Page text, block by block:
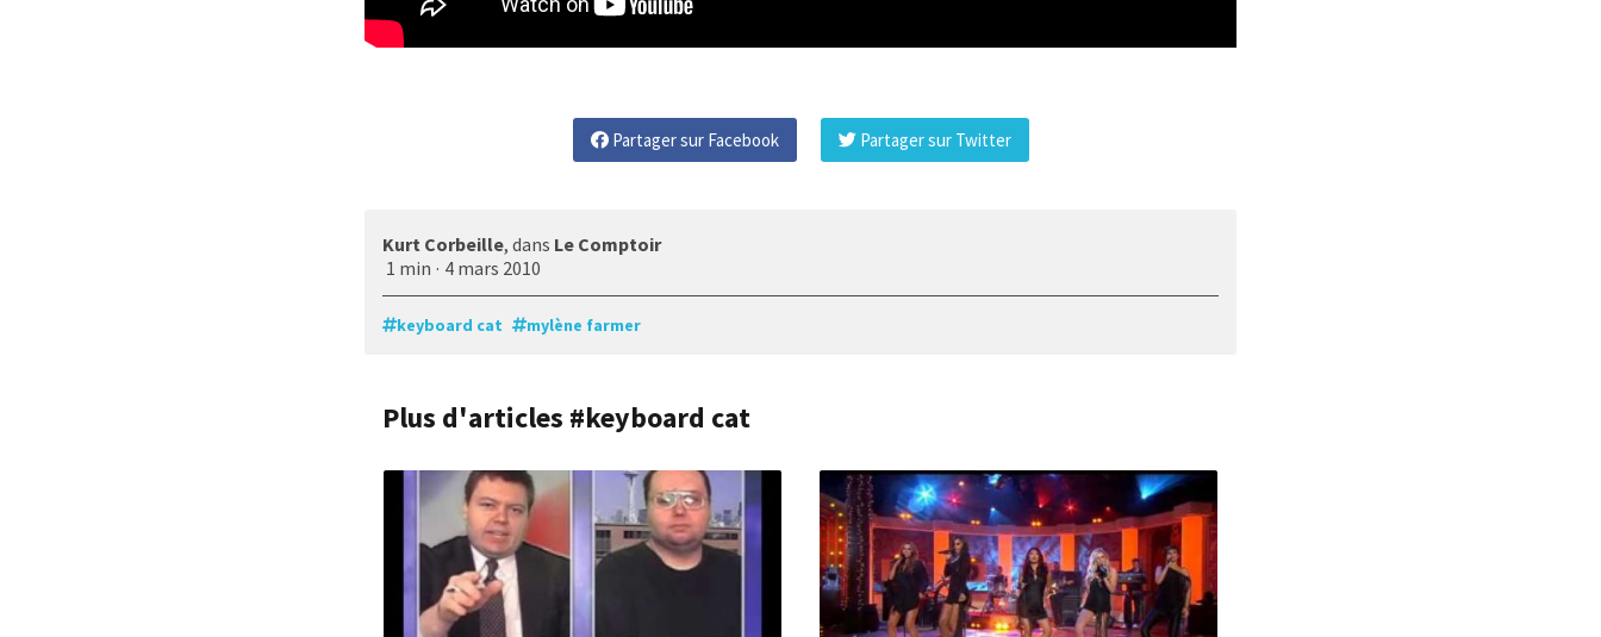
Partager sur Facebook Partager sur Twitter
Kurt Corbeille, dans Le Comptoir
1 min · 4 mars 2010
keyboard cat mylène farmer
Plus d'articles #keyboard cat